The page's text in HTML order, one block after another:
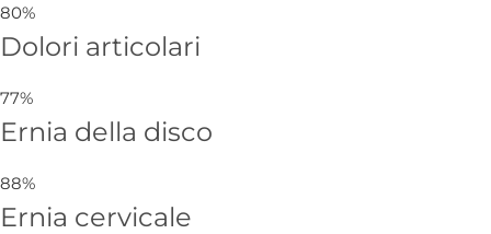
80%
Dolori articolari
77%
Ernia della disco
88%
Ernia cervicale